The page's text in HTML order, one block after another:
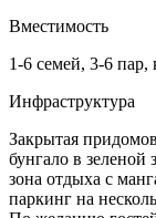
Вместимость
1-6 семей, 3-6 пар,
Инфраструктура
Закрытая
бунгало в зеленой
зона отдыха с
паркинг на